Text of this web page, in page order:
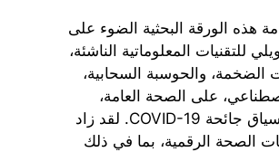
هذه الورقة البحثية الضوء على
للتقنيات المعلوماتية الناشئة،
الضخمة، والحوسبة السحابية،
على الصحة العامة،
خاصة في سياق جائحة COVID-19. لقد زاد
الصحة الرقمية، بما في ذلك